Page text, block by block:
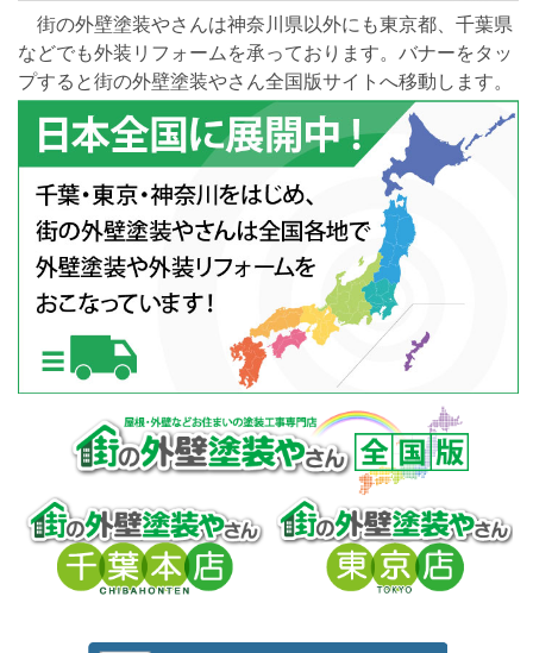
街の外壁塗装やさんは神奈川県以外にも東京都、千葉県
などでも外装リフォームを承っております。バナーをタッ
プすると街の外壁塗装やさん全国版サイトへ移動します。